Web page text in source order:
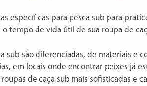
específicas para pesca sub para
o tempo de vida útil de sua roupa de
sub são diferenciadas, de materiais e
em locais onde encontrar peixes já
de caça sub mais sofisticadas e